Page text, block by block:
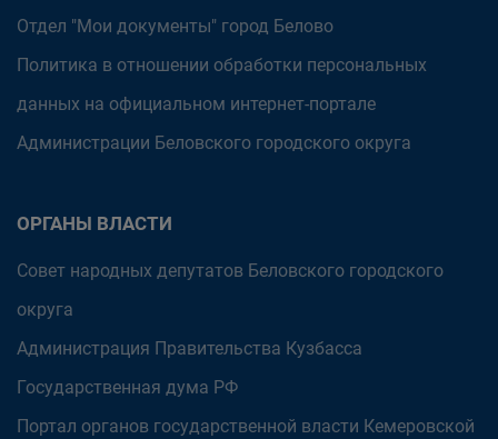
Отдел "Мои документы" город Белово
Политика в отношении обработки персональных
данных на официальном интернет-портале
Администрации Беловского городского округа
ОРГАНЫ ВЛАСТИ
Совет народных депутатов Беловского городского
округа
Администрация Правительства Кузбасса
Государственная дума РФ
Портал органов государственной власти Кемеровской